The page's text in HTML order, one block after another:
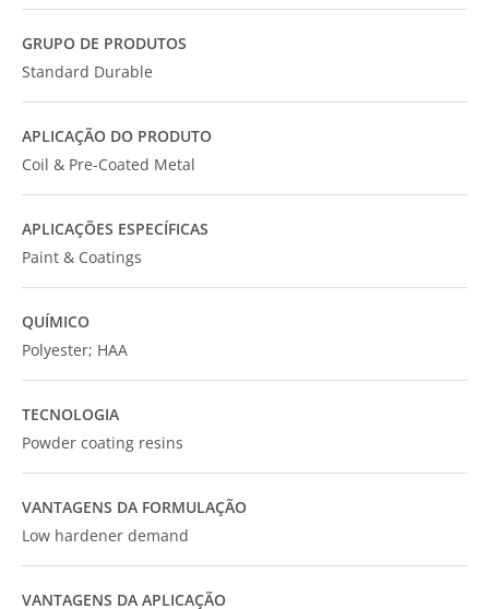
GRUPO DE PRODUTOS
Standard Durable
APLICAÇÃO DO PRODUTO
Coil & Pre-Coated Metal
APLICAÇÕES ESPECÍFICAS
Paint & Coatings
QUÍMICO
Polyester; HAA
TECNOLOGIA
Powder coating resins
VANTAGENS DA FORMULAÇÃO
Low hardener demand
VANTAGENS DA APLICAÇÃO